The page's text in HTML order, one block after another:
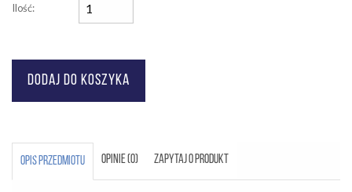
Ilość:
OPIS PRZEDMIOTU OPINIE (0) ZAPYTAJ O PRODUKT